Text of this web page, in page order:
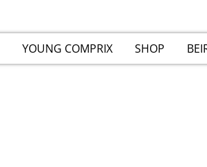
YOUNG COMPRIX SHOP